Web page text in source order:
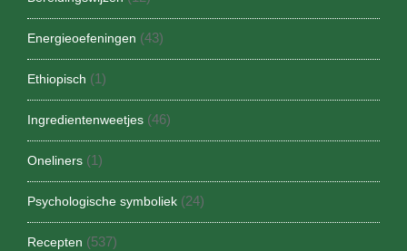
Energieoefeningen (43)
Ethiopisch (1)
Ingredientenweetjes (46)
Oneliners (1)
Psychologische symboliek (24)
Recepten (537)